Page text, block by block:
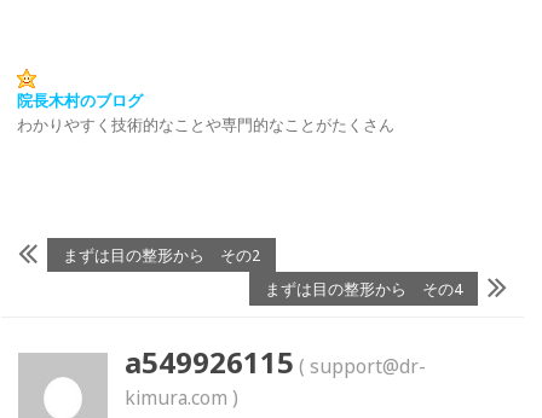
院長木村のブログ
わかりやすく技術的なことや専門的なことがたくさん
まずは目の整形から その2
まずは目の整形から その4
a549926115 ( support@dr-
kimura.com )